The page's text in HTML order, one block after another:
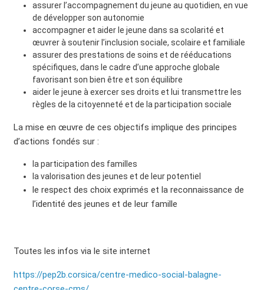
assurer l’accompagnement du jeune au quotidien, en vue
de développer son autonomie
accompagner et aider le jeune dans sa scolarité et
œuvrer à soutenir l’inclusion sociale, scolaire et familiale
assurer des prestations de soins et de rééducations
spécifiques, dans le cadre d’une approche globale
favorisant son bien être et son équilibre
aider le jeune à exercer ses droits et lui transmettre les
règles de la citoyenneté et de la participation sociale
La mise en œuvre de ces objectifs implique des principes
d’actions fondés sur :
la participation des familles
la valorisation des jeunes et de leur potentiel
le respect des choix exprimés et la reconnaissance de
l’identité des jeunes et de leur famille
Toutes les infos via le site internet
https://pep2b.corsica/centre-medico-social-balagne-